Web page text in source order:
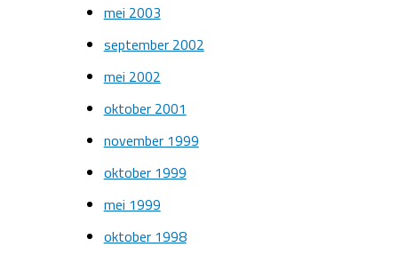
mei 2003
september 2002
mei 2002
oktober 2001
november 1999
oktober 1999
mei 1999
oktober 1998